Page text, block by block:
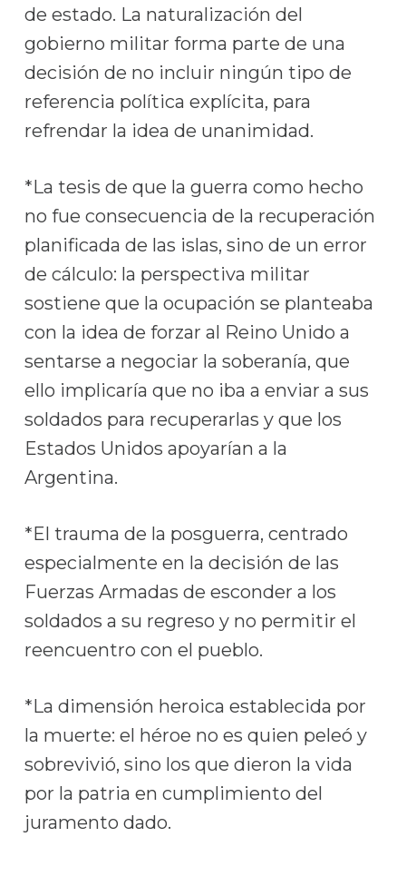
de estado. La naturalización del
gobierno militar forma parte de una
decisión de no incluir ningún tipo de
referencia política explícita, para
refrendar la idea de unanimidad.
*La tesis de que la guerra como hecho
no fue consecuencia de la recuperación
planificada de las islas, sino de un error
de cálculo: la perspectiva militar
sostiene que la ocupación se planteaba
con la idea de forzar al Reino Unido a
sentarse a negociar la soberanía, que
ello implicaría que no iba a enviar a sus
soldados para recuperarlas y que los
Estados Unidos apoyarían a la
Argentina.
*El trauma de la posguerra, centrado
especialmente en la decisión de las
Fuerzas Armadas de esconder a los
soldados a su regreso y no permitir el
reencuentro con el pueblo.
*La dimensión heroica establecida por
la muerte: el héroe no es quien peleó y
sobrevivió, sino los que dieron la vida
por la patria en cumplimiento del
juramento dado.